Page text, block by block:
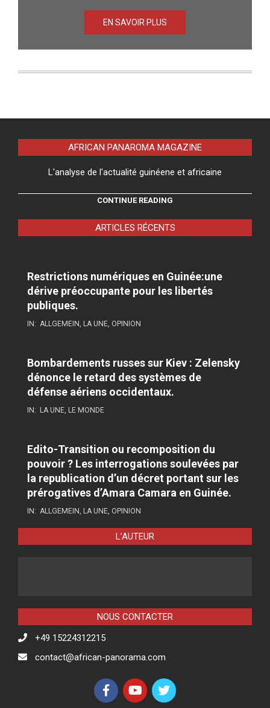
EN SAVOIR PLUS
AFRICAN PANAROMA MAGAZINE
L'analyse de l'actualité guinéene et africaine
CONTINUE READING
ARTICLES RÉCENTS
Restrictions numériques en Guinée:une
dérive préoccupante pour les libertés
publiques.
IN: ALLGEMEIN, LA UNE, OPINION
Bombardements russes sur Kiev : Zelensky
dénonce le retard des systèmes de
défense aériens occidentaux.
IN: LA UNE, LE MONDE
Edito-Transition ou recomposition du
pouvoir ? Les interrogations soulevées par
la republication d’un décret portant sur les
prérogatives d’Amara Camara en Guinée.
IN: ALLGEMEIN, LA UNE, OPINION
L’AUTEUR
NOUS CONTACTER
+49 15224312215
contact@african-panorama.com